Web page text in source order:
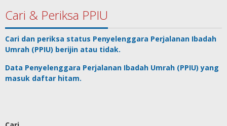
Cari & Periksa PPIU
Cari dan periksa status Penyelenggara Perjalanan Ibadah
Umrah (PPIU) berijin atau tidak.
Data Penyelenggara Perjalanan Ibadah Umrah (PPIU) yang
masuk daftar hitam.